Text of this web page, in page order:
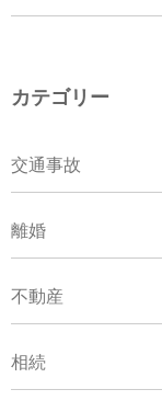
カテゴリー
交通事故
離婚
不動産
相続